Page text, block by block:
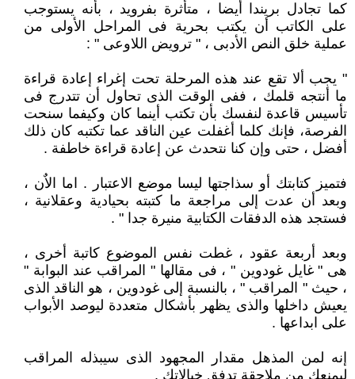
كما تجادل بريندا أيضا ، متأثرة بفرويد ، بأنه يستوجب
على الكاتب أن يكتب بحرية فى المراحل الأولى من
عملية خلق النص الأدبى ، " ترويض اللاوعى " :
" يجب ألا تقع عند هذه المرحلة تحت إغراء إعادة قراءة
ما أنتجه قلمك ، ففى الوقت الذى تحاول أن تتدرج فى
تأسيس قاعدة لنفسك بأن تكتب أينما كان وكيفما سنحت
الفرصة، فإنك كلما أغفلت عين الناقد عما تكتبه كان ذلك
أفضل ، حتى وإن كنا نتحدث عن إعادة قراءة خاطفة .
فتميز كتابتك أو سذاجتها ليسا موضع الاعتبار . اما الاٌن ،
وبعد أن عدت إلى مراجعة ما كتبته بحيادية وعقلانية ،
فستجد هذه الدفقات الكتابية منيرة جدا " .
وبعد أربعة عقود ، غطت نفس الموضوع كاتبة أخرى ،
هى " غايل غودوين " ، فى مقالها " المراقب عند البوابة "
، حيث " المراقب " ، بالنسبة إلى غودوين ، هو الناقد الذى
يعيش داخلها والذى يظهر بأشكال متعددة ليوصد الأبواب
على ابداعها .
إنه لمن المذهل مقدار المجهود الذى سيبذله المراقب
ليمنعك من ملاحقة تدفق خيالاتك .